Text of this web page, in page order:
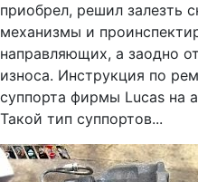
приобрел, решил залезть
механизмы и
направляющих, а заодно
износа. Инструкция по
суппорта фирмы Lucas на
Такой тип суппортов...